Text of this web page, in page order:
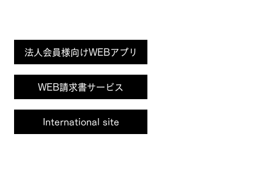
International site
法人会員様向けWEBアプリ
WEB請求書サービス